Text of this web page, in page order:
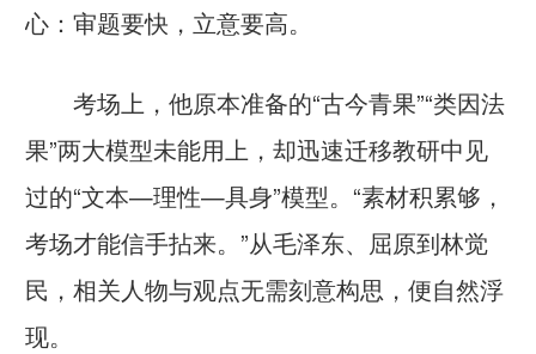
心：审题要快，立意要高。
考场上，他原本准备的“古今青果”“类因法
果”两大模型未能用上，却迅速迁移教研中见
过的“文本—理性—具身”模型。“素材积累够，
考场才能信手拈来。”从毛泽东、屈原到林觉
民，相关人物与观点无需刻意构思，便自然浮
现。